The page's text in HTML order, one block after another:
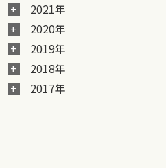
2021年
2020年
2019年
2018年
2017年